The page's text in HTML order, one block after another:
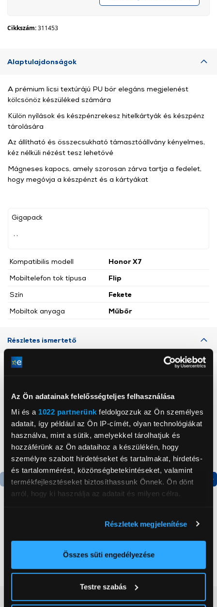
Az Ön adatainak felelősségteljes felhasználása
Mi és a 1022 partnerünk feldolgozzuk az Ön személyes
adatait, így például az Ön IP-címét, olyan technológiákat
használva, mint a sütik, amelyekkel tárolhatjuk és
hozzáférünk az Ön adataihoz a készülékén, hogy
személyre szabott hirdetéseket és tartalmakat, hirdetés-
és tartalommérést, közönségbetekintéseket, valamint
termékfejlesztéseket biztosíthassunk Önnek. Ön dönt
arról, hogy ki használja az adatait és milyen célra.
elhelyezkedéséről pár méteres pontossággal
Az Ön készülékén beazonosítása annak konkrét
módjairól és adja meg preferenciáit aRészletek
pontban. Bármikor módosíthatja vagy visszavonhatja a
Részletek megjelenítése
Összes süti engedélyezése
Testre szabás
Cikkszám:311453
Alaptulajdonságok
Gigapack
Kompatibilis modell
Honor X7
Mobiltelefon tok típusa
Flip
Szín
Fekete
Mobiltok anyaga
Műbőr
A prémium licsi textúrájú PU bőr elegáns megjelenést
kölcsönöz készüléked számára
Külön nyílások és készpénzrekesz hitelkártyák és készpénz
tárolására
Az állítható és összecsukható támasztóállvány kényelmes,
kéz nélküli nézést tesz lehetővé
Mágneses kapocs, amely szorosan zárva tartja a fedelet,
hogy megóvja a készpénzt és a kártyákat
Részletes ismertető
Termék adatlap Termék adatlap
Gorenje NRS8182KX Side
199 999 Ft
Vásárlói vélemények(0)